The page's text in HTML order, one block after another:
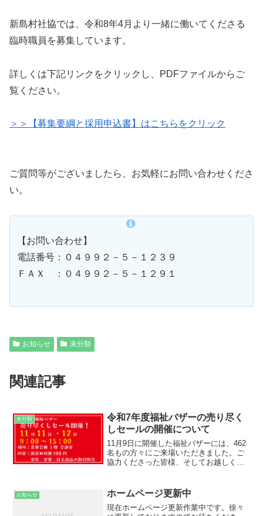
新島村社協では、令和8年4月より一緒に働いてくださる
臨時職員を募集しています。
詳しくは下記リンクをクリックし、PDFファイルからご
覧ください。
＞＞【募集要綱と採用申込書】はこちらをクリック
ご質問等がございましたら、お気軽にお問い合わせくださ
い。
【お問い合わせ】
電話番号：０４９９２－５－１２３９
ＦＡＸ ：０４９９２－５－１２９１
お知らせ 未分類
関連記事
未分類
令和7年度福祉バザーの売り尽く
しセールの開催について
11月9日に開催した福祉バザーには、462
名もの方々にご来場いただきました。ご
協力くださった皆様、そしてお越しくだ
り尽くしセール」を開催いたします。
「100円袋詰め放題」...
お知らせ ホームページ更新中
現在ホームページ更新作業中です。徐々